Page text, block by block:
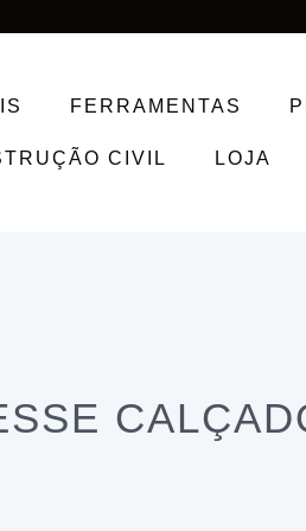
FERRAMENTAS
CIVIL LOJA